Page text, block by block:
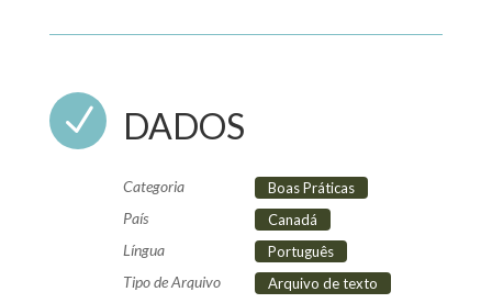
N DADOS
Categoria Boas Práticas
País Canadá
Língua Português
Tipo de Arquivo Arquivo de texto